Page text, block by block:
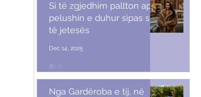
Si të zgjedhim pallton apo
pelushin e duhur sipas stilit
të jetesës
Dec 14, 2025
Nga Gardëroba e tij, në